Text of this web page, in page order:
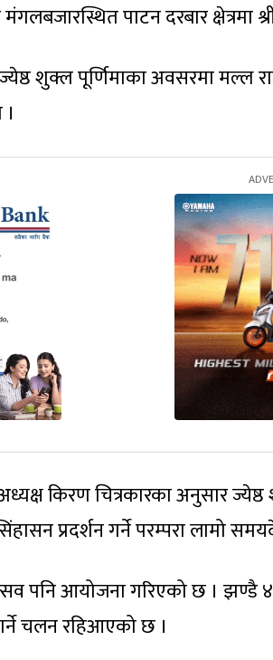
पाटन दरबार क्षेत्रमा
शुक्ल पूर्णिमाका अवसरमा मल्ल
किरण चित्रकारका अनुसार ज्येष्ठ
प्रदर्शन गर्ने परम्परा लामो
पनि आयोजना गरिएको छ । झण्डै
चलन रहिआएको छ ।